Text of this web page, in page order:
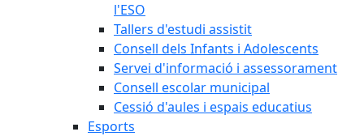
l'ESO
Tallers d'estudi assistit
Consell dels Infants i Adolescents
Servei d'informació i assessorament
Consell escolar municipal
Cessió d'aules i espais educatius
Esports